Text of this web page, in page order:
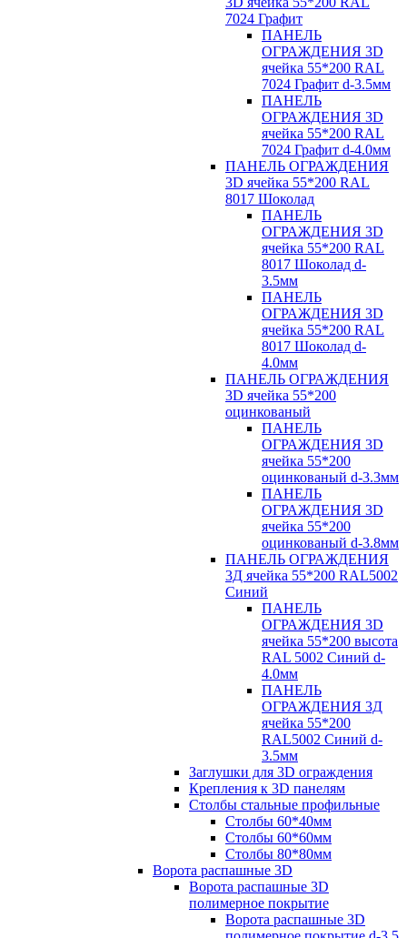
7024 Графит
ПАНЕЛЬ
ОГРАЖДЕНИЯ 3D
ячейка 55*200 RAL
7024 Графит d-3.5мм
ПАНЕЛЬ
ОГРАЖДЕНИЯ 3D
ячейка 55*200 RAL
7024 Графит d-4.0мм
ПАНЕЛЬ ОГРАЖДЕНИЯ
3D ячейка 55*200 RAL
8017 Шоколад
ПАНЕЛЬ
ОГРАЖДЕНИЯ 3D
ячейка 55*200 RAL
8017 Шоколад d-
3.5мм
ПАНЕЛЬ
ОГРАЖДЕНИЯ 3D
ячейка 55*200 RAL
8017 Шоколад d-
4.0мм
ПАНЕЛЬ ОГРАЖДЕНИЯ
3D ячейка 55*200
оцинкованый
ПАНЕЛЬ
ОГРАЖДЕНИЯ 3D
ячейка 55*200
оцинкованый d-3.3мм
ПАНЕЛЬ
ОГРАЖДЕНИЯ 3D
ячейка 55*200
оцинкованый d-3.8мм
ПАНЕЛЬ ОГРАЖДЕНИЯ
3Д ячейка 55*200 RAL5002
Синий
ПАНЕЛЬ
ОГРАЖДЕНИЯ 3D
ячейка 55*200 высота
RAL 5002 Синий d-
4.0мм
ПАНЕЛЬ
ОГРАЖДЕНИЯ 3Д
ячейка 55*200
RAL5002 Синий d-
3.5мм
Заглушки для 3D ограждения
Крепления к 3D панелям
Столбы стальные профильные
Столбы 60*40мм
Столбы 60*60мм
Столбы 80*80мм
Ворота распашные 3D
Ворота распашные 3D
полимерное покрытие
Ворота распашные 3D